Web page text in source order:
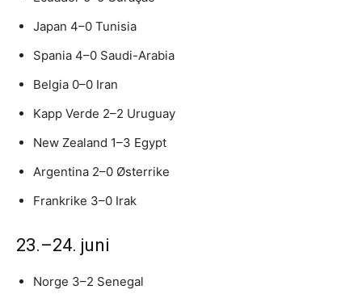
Japan 4–0 Tunisia
Spania 4–0 Saudi-Arabia
Belgia 0–0 Iran
Kapp Verde 2–2 Uruguay
New Zealand 1–3 Egypt
Argentina 2–0 Østerrike
Frankrike 3–0 Irak
23.–24. juni
Norge 3–2 Senegal